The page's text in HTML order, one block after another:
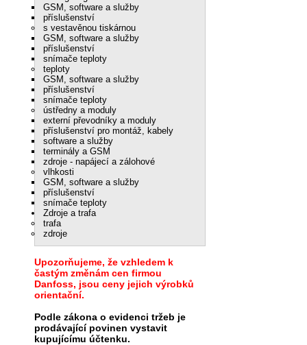
GSM, software a služby
příslušenství
s vestavěnou tiskárnou
GSM, software a služby
příslušenství
snímače teploty
teploty
GSM, software a služby
příslušenství
snímače teploty
ústředny a moduly
externí převodníky a moduly
příslušenství pro montáž, kabely
software a služby
terminály a GSM
zdroje - napájecí a zálohové
vlhkosti
GSM, software a služby
příslušenství
snímače teploty
Zdroje a trafa
trafa
zdroje
Upozorňujeme, že vzhledem k
častým změnám cen firmou
Danfoss, jsou ceny jejich výrobků
orientační.
Podle zákona o evidenci tržeb je
prodávající povinen vystavit
kupujícímu účtenku.